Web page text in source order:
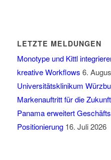
LETZTE MELDUNGEN
Monotype und Kittl
kreative Workflows 6.
Universitätsklinikum
Markenauftritt für die Zukunft
Panama erweitert
Positionierung 16. Juli 2026